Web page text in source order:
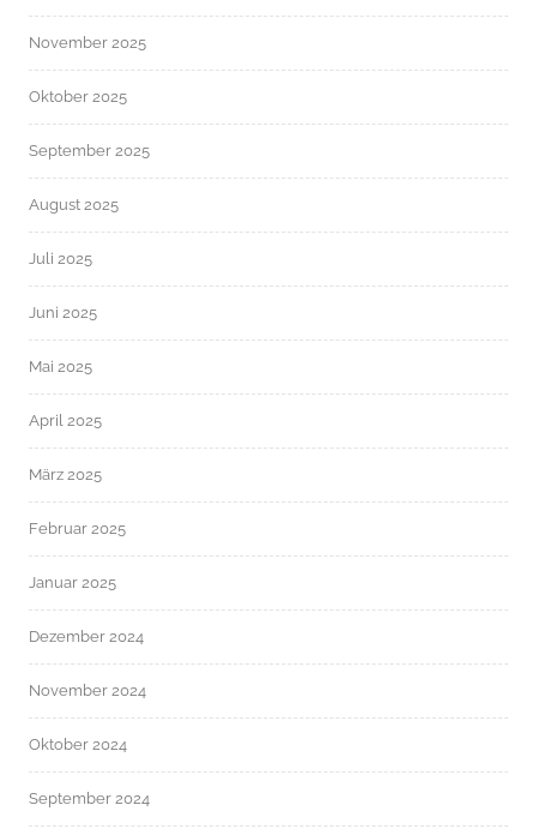
November 2025
Oktober 2025
September 2025
August 2025
Juli 2025
Juni 2025
Mai 2025
April 2025
März 2025
Februar 2025
Januar 2025
Dezember 2024
November 2024
Oktober 2024
September 2024